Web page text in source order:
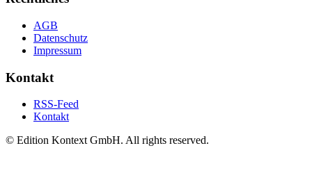
AGB
Datenschutz
Impressum
Kontakt
RSS-Feed
Kontakt
© Edition Kontext GmbH. All rights reserved.